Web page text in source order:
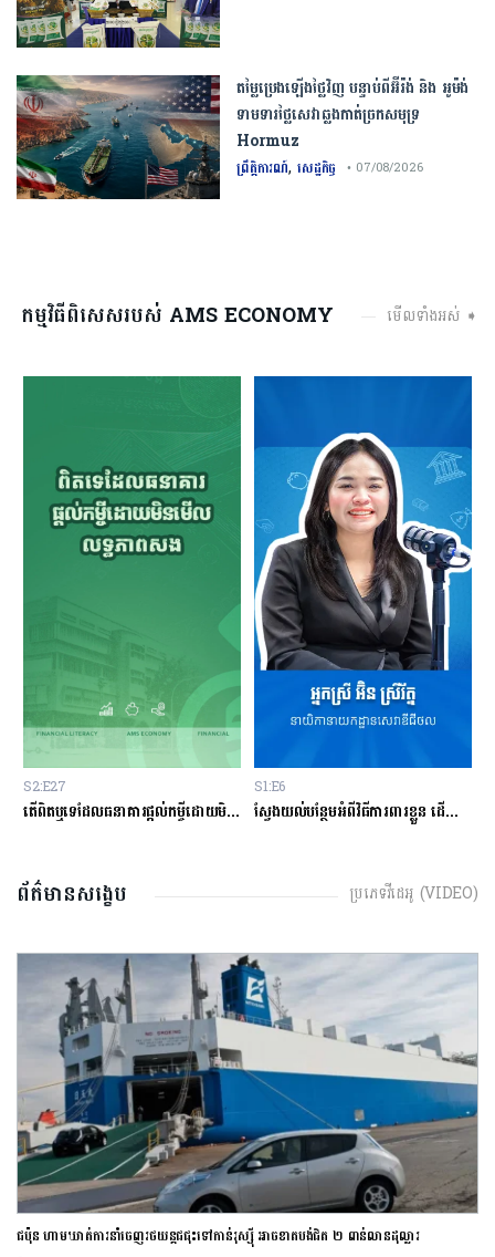
តម្លៃប្រេងឡើងថ្លៃវិញ បន្ទាប់ពីអ៊ីរ៉ង់ និង អូម៉ង់
ទាមទារថ្លៃសេវាឆ្លងកាត់ច្រកសមុទ្រ
Hormuz
ព្រឹត្តិការណ៍, សេដ្ឋកិច្ច • 07/08/2026
កម្មវិធីពិសេសរបស់ AMS ECONOMY មើលទាំងអស់ ➧
S1:E6
ស្វែងយល់បន្ថែមអំពីវិធីការពារខ្លួន ដើម្បីជៀសវាងពីការឆបោកតាមបច្ចេកវិទ្យាហិរញ្ញវត្ថុ!
S1:E1
តើបំណុលសុទ្ធតែអាក្រក់ទាំងអស់?
ព័ត៌មានសង្ខេប ប្រភេទវីដេអូ (VIDEO)
២ ពាន់លាន
ការដំឡើងអត្រាការប្រាក់របស់ធនាគារកណ្តាលអាម៉េរិកកំពុងជះឥទ្ធិពលអាក្រ